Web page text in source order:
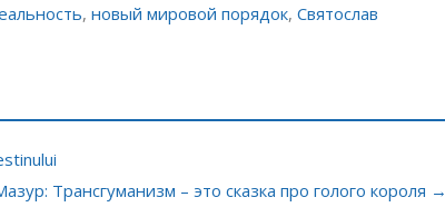
, новый мировой порядок, Святослав
Трансгуманизм – это сказка про голого короля →